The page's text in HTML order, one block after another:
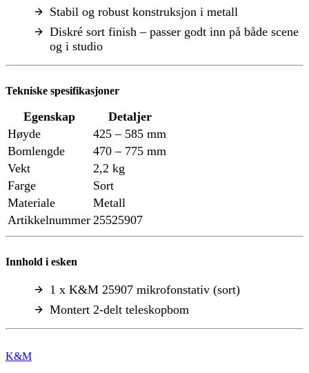
Stabil og robust konstruksjon i metall
Diskré sort finish – passer godt inn på både scene
og i studio
Tekniske spesifikasjoner
Egenskap
Detaljer
Høyde
425 – 585 mm
Bomlengde
470 – 775 mm
Vekt
2,2 kg
Farge
Sort
Materiale
Metall
Artikkelnummer 25525907
Innhold i esken
1 x K&M 25907 mikrofonstativ (sort)
Montert 2-delt teleskopbom
K&M